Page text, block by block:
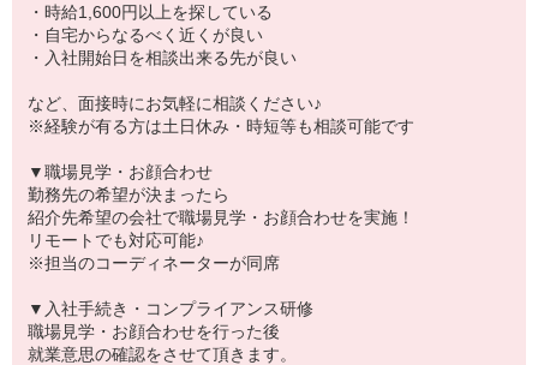
・時給1,600円以上を探している
・自宅からなるべく近くが良い
・入社開始日を相談出来る先が良い
など、面接時にお気軽に相談ください♪
※経験が有る方は土日休み・時短等も相談可能です
▼職場見学・お顔合わせ
勤務先の希望が決まったら
紹介先希望の会社で職場見学・お顔合わせを実施！
リモートでも対応可能♪
※担当のコーディネーターが同席
▼入社手続き・コンプライアンス研修
職場見学・お顔合わせを行った後
就業意思の確認をさせて頂きます。